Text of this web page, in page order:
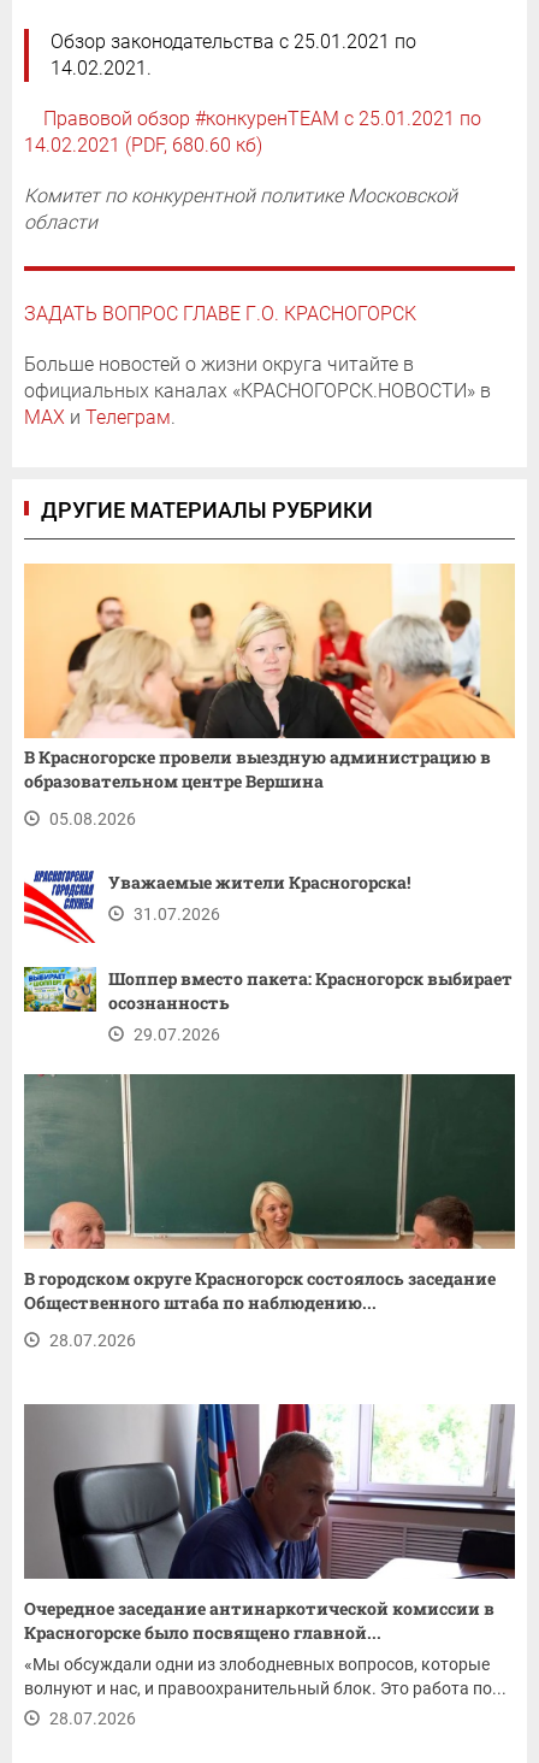
Обзор законодательства с 25.01.2021 по
14.02.2021.
Правовой обзор #конкуренTEAM с 25.01.2021 по
14.02.2021 (PDF, 680.60 кб)
Комитет по конкурентной политике Московской
области
ЗАДАТЬ ВОПРОС ГЛАВЕ Г.О. КРАСНОГОРСК
Больше новостей о жизни округа читайте в
официальных каналах «КРАСНОГОРСК.НОВОСТИ» в
MAX и Телеграм.
ДРУГИЕ МАТЕРИАЛЫ РУБРИКИ
В Красногорске провели выездную администрацию в
образовательном центре Вершина
05.08.2026
Уважаемые жители Красногорска!
31.07.2026
Шоппер вместо пакета: Красногорск выбирает
осознанность
29.07.2026
В городском округе Красногорск состоялось заседание
Общественного штаба по наблюдению...
28.07.2026
Очередное заседание антинаркотической комиссии в
Красногорске было посвящено главной...
«Мы обсуждали одни из злободневных вопросов, которые
волнуют и нас, и правоохранительный блок. Это работа по...
28.07.2026